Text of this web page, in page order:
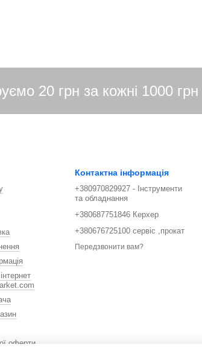
оферти
Контактна інформація
+380970829927 - Інструменти
та обладнання
+380687751846 Керхер
+380676725100 сервіс ,прокат
Передзвонити вам?